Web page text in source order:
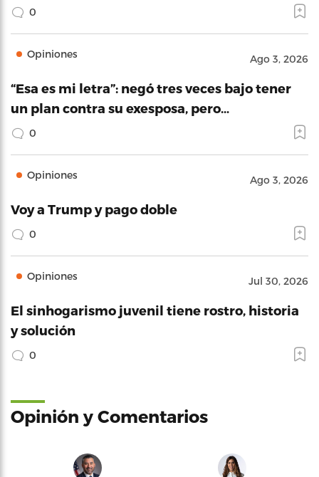
0
Opiniones Ago 3, 2026
“Esa es mi letra”: negó tres veces bajo tener
un plan contra su exesposa, pero…
0
Opiniones Ago 3, 2026
Voy a Trump y pago doble
0
Opiniones Jul 30, 2026
El sinhogarismo juvenil tiene rostro, historia
y solución
0
Opinión y Comentarios